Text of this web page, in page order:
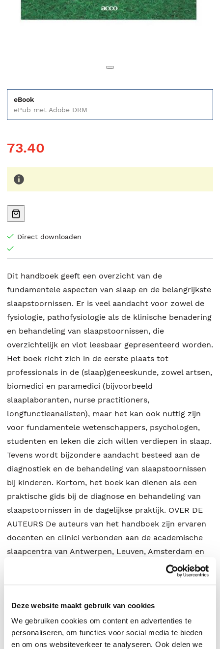
Deze website maakt gebruik van cookies
We gebruiken cookies om content en advertenties te
personaliseren, om functies voor social media te bieden
en om ons websiteverkeer te analyseren. Ook delen we
eBook
ePub met Adobe DRM
73.40
Direct downloaden
Dit handboek geeft een overzicht van de
fundamentele aspecten van slaap en de belangrijkste
slaapstoornissen. Er is veel aandacht voor zowel de
fysiologie, pathofysiologie als de klinische benadering
en behandeling van slaapstoornissen, die
overzichtelijk en vlot leesbaar gepresenteerd worden.
Het boek richt zich in de eerste plaats tot
professionals in de (slaap)geneeskunde, zowel artsen,
biomedici en paramedici (bijvoorbeeld
slaaplaboranten, nurse practitioners,
longfunctieanalisten), maar het kan ook nuttig zijn
voor fundamentele wetenschappers, psychologen,
studenten en leken die zich willen verdiepen in slaap.
Tevens wordt bijzondere aandacht besteed aan de
diagnostiek en de behandeling van slaapstoornissen
bij kinderen. Kortom, het boek kan dienen als een
praktische gids bij de diagnose en behandeling van
slaapstoornissen in de dagelijkse praktijk. OVER DE
AUTEURS De auteurs van het handboek zijn ervaren
docenten en clinici verbonden aan de academische
slaapcentra van Antwerpen, Leuven, Amsterdam en
Den Haag. JOHAN VERBRAECKEN (B) is longarts,
medisch coördinator van het Slaapcentrum UZA
for Sleep Research and Sleep Medicine (BASS).
BERTIEN BUYSE (B) is longarts, verantwoordelijke van
het Slaapcentrum UZ Leuven en vice-president van